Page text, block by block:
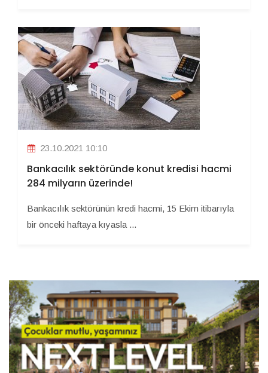
23.10.2021 10:10
Bankacılık sektöründe konut kredisi hacmi
284 milyarın üzerinde!
Bankacılık sektörünün kredi hacmi, 15 Ekim itibarıyla
bir önceki haftaya kıyasla ...